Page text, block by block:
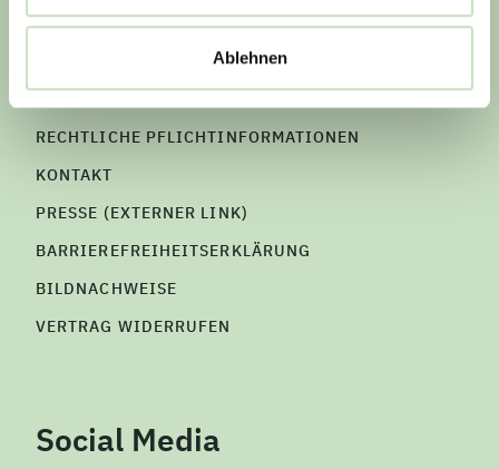
Ablehnen
IMPRESSUM
DATENSCHUTZHINWEIS
RECHTLICHE PFLICHTINFORMATIONEN
KONTAKT
PRESSE (EXTERNER LINK)
BARRIEREFREIHEITSERKLÄRUNG
BILDNACHWEISE
VERTRAG WIDERRUFEN
Social Media